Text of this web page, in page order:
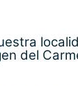
del